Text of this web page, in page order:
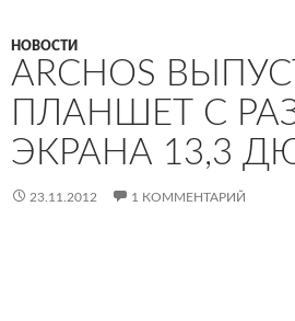
НОВОСТИ
ARCHOS
ПЛАНШЕТ С
ЭКРАНА 13,3
23.11.2012 1 КОММЕНТАРИЙ